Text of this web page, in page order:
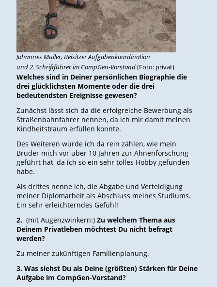
Johannes Müller, Beisitzer Aufgabenkoordination
und 2. Schriftführer im CompGen-Vorstand(Foto: privat)
Welches sind in Deiner persönlichen Biographie die
drei glücklichsten Momente oder die drei
bedeutendsten Ereignisse gewesen?
Zunächst lässt sich da die erfolgreiche Bewerbung als
Straßenbahnfahrer nennen, da ich mir damit meinen
Kindheitstraum erfüllen konnte.
Des Weiteren würde ich da rein zählen, wie mein
Bruder mich vor über 10 Jahren zur Ahnenforschung
geführt hat, da ich so ein sehr tolles Hobby gefunden
habe.
Als drittes nenne ich, die Abgabe und Verteidigung
meiner Diplomarbeit als Abschluss meines Studiums.
Ein sehr erleichterndes Gefühl!
2. (mit Augenzwinkern:) Zu welchem Thema aus
Deinem Privatleben möchtest Du nicht befragt
werden?
Zu meiner zukünftigen Familienplanung.
3. Was siehst Du als Deine (größten) Stärken für Deine
Aufgabe im CompGen-Vorstand?